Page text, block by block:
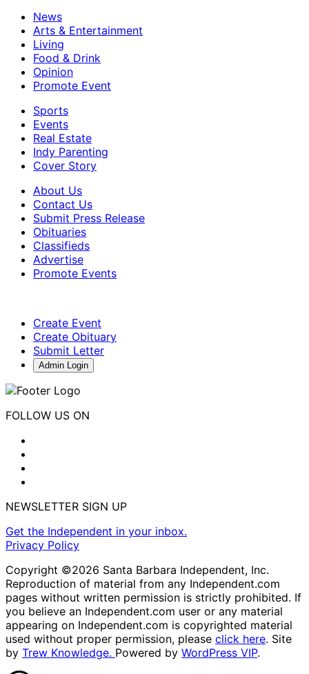
News
Arts & Entertainment
Living
Food & Drink
Opinion
Promote Event
Sports
Events
Real Estate
Indy Parenting
Cover Story
About Us
Contact Us
Submit Press Release
Obituaries
Classifieds
Advertise
Promote Events
Create Event
Create Obituary
Submit Letter
Admin Login
FOLLOW US ON
NEWSLETTER SIGN UP
Get the Independent in your inbox.
Privacy Policy
Copyright ©2026 Santa Barbara Independent, Inc.
Reproduction of material from any Independent.com
pages without written permission is strictly prohibited. If
you believe an Independent.com user or any material
appearing on Independent.com is copyrighted material
used without proper permission, please click here. Site
by Trew Knowledge. Powered by WordPress VIP.